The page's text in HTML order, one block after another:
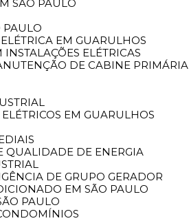
SÃO PAULO
PAULO
EM GUARULHOS
INSTALAÇÕES ELÉTRICAS
DE CABINE PRIMÁRIA
ELÉTRICOS EM GUARULHOS
QUALIDADE DE ENERGIA
DE GRUPO GERADOR
EM SÃO PAULO
PAULO